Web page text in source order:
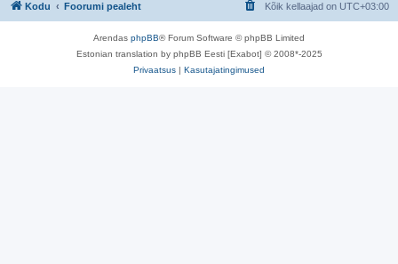
Kodu Foorumi pealeht Kõik kellaajad on UTC+03:00
Arendas phpBB® Forum Software © phpBB Limited
Estonian translation by phpBB Eesti [Exabot] © 2008*-2025
Privaatsus | Kasutajatingimused